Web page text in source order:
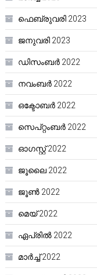
ഫെബ്രുവരി 2023
ജനുവരി 2023
ഡിസംബർ 2022
നവംബർ 2022
ഒക്ടോബർ 2022
സെപ്റ്റംബർ 2022
ഓഗസ്റ്റ്‌ 2022
ജൂലൈ 2022
ജൂൺ 2022
മെയ്‌ 2022
ഏപ്രിൽ 2022
മാർച്ച്‌ 2022